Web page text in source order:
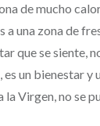
de mucho
a una zona de
que se siente,
un bienestar y
la Virgen, no se